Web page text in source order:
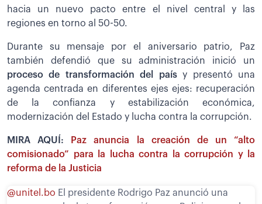
hacia un nuevo pacto entre el nivel central y las
regiones en torno al 50-50.
Durante su mensaje por el aniversario patrio, Paz
también defendió que su administración inició un
proceso de transformación del paísy presentó una
agenda centrada en diferentes ejes ejes: recuperación
de la confianza y estabilización económica,
modernización del Estado y lucha contra la corrupción.
MIRA AQUÍ:
Paz anuncia la creación de un “alto
comisionado” para la lucha contra la corrupción y la
reforma de la Justicia
@unitel.bo El presidente Rodrigo Paz anunció una